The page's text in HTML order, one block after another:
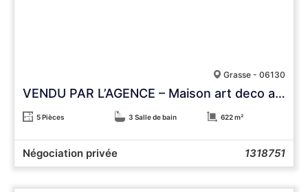
Grasse - 06130
VENDU PAR L’AGENCE – Maison art deco avec vue panoramique
5 Pièces 3 Salle de bain 622 m²
Négociation privée 1318751